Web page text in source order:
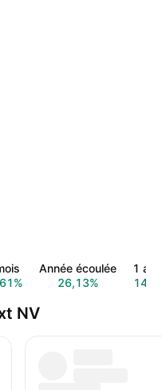
Année écoulée
26,13%
1
NV